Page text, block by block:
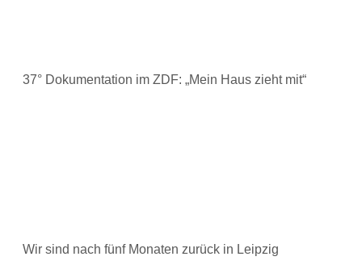
37° Dokumentation im ZDF: „Mein Haus zieht mit“
Wir sind nach fünf Monaten zurück in Leipzig